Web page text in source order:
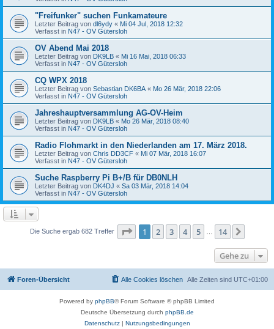
"Freifunker" suchen Funkamateure
Letzter Beitrag von dl6ydy « Mi 04 Jul, 2018 12:32
Verfasst in N47 - OV Gütersloh
OV Abend Mai 2018
Letzter Beitrag von DK9LB « Mi 16 Mai, 2018 06:33
Verfasst in N47 - OV Gütersloh
CQ WPX 2018
Letzter Beitrag von Sebastian DK6BA « Mo 26 Mär, 2018 22:06
Verfasst in N47 - OV Gütersloh
Jahreshauptversammlung AG-OV-Heim
Letzter Beitrag von DK9LB « Mo 26 Mär, 2018 08:40
Verfasst in N47 - OV Gütersloh
Radio Flohmarkt in den Niederlanden am 17. März 2018.
Letzter Beitrag von Chris DD3CF « Mi 07 Mär, 2018 16:07
Verfasst in N47 - OV Gütersloh
Suche Raspberry Pi B+/B für DB0NLH
Letzter Beitrag von DK4DJ « Sa 03 Mär, 2018 14:04
Verfasst in N47 - OV Gütersloh
Die Suche ergab 682 Treffer Seite 1von 14
1 2 3 4 5 14
Gehe zu
Foren-Übersicht Alle Zeiten sind UTC+01:00
Alle Cookies löschen
Powered by phpBB® Forum Software © phpBB Limited
Deutsche Übersetzung durch phpBB.de
Datenschutz| Nutzungsbedingungen